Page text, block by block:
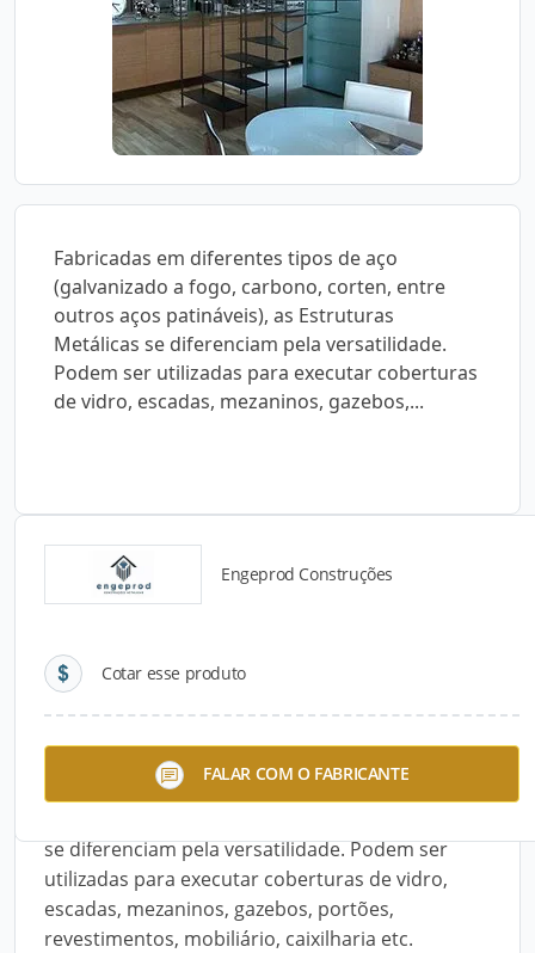
Fabricadas em diferentes tipos de aço
(galvanizado a fogo, carbono, corten, entre
outros aços patináveis), as Estruturas
Metálicas se diferenciam pela versatilidade.
Podem ser utilizadas para executar coberturas
de vidro, escadas, mezaninos, gazebos,...
Engeprod Construções
Cotar esse produto
FALAR COM O FABRICANTE
Detalhes do produto
Descrição do Produto
Fabricadas em diferentes tipos de aço
(galvanizado a fogo, carbono, corten, entre
se diferenciam pela versatilidade. Podem ser
utilizadas para executar coberturas de vidro,
escadas, mezaninos, gazebos, portões,
revestimentos, mobiliário, caixilharia etc.